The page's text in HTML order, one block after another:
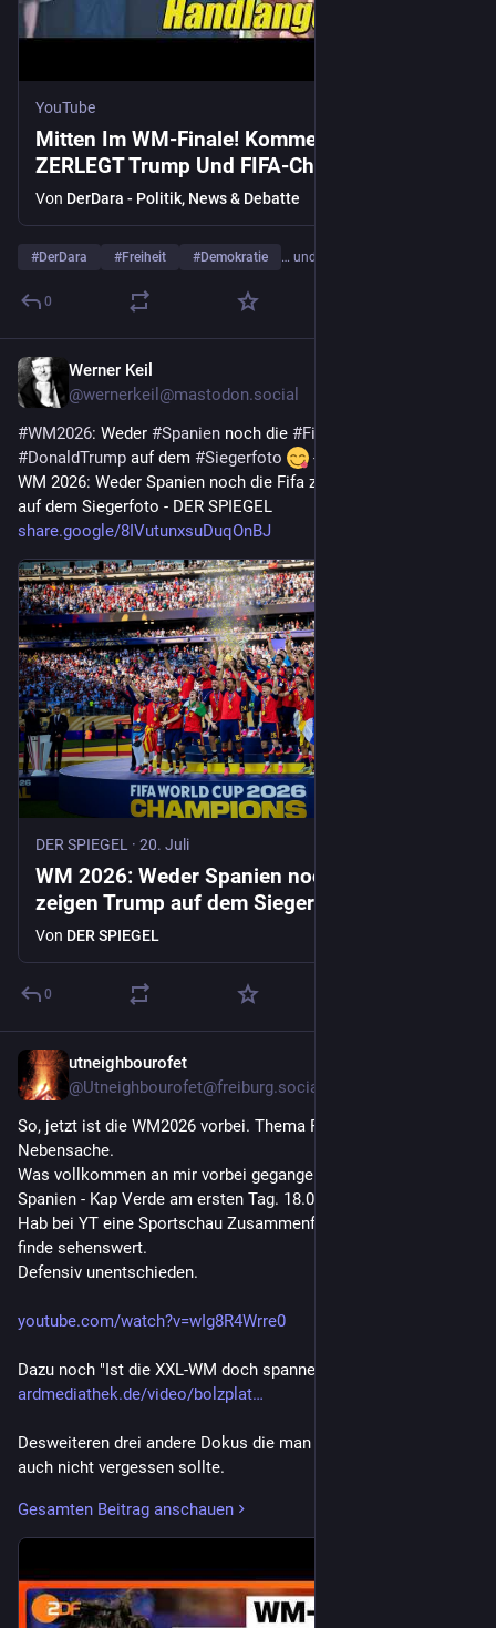
YouTube
Mitten Im WM-Finale! Kommentator
ZERLEGT Trump Und FIFA-Chef Und
RISKIERT Seinen Job!
Von DerDara - Politik, News & Debatte
#DerDara #Freiheit #Demokratie … und 20 weitere
0
Werner Keil
@wernerkeil@mastodon.social
#WM2026: Weder #Spanien noch die #Fifa
#DonaldTrump auf dem #Siegerfoto
- DER SPIEGEL
WM 2026: Weder Spanien noch die Fifa zeigen Donald Trump
auf dem Siegerfoto - DER SPIEGEL
share.google/8IVutunxsuDuqOnBJ
DER SPIEGEL · 20. Juli
WM 2026: Weder Spanien noch die Fifa
zeigen Trump auf dem Siegerfoto
Von DER SPIEGEL
0
utneighbourofet
@Utneighbourofet@freiburg.social
So, jetzt ist die WM2026 vorbei. Thema Fussball wieder
Nebensache.
Was vollkommen an mir vorbei gegangen ist, war das Spiel
Spanien - Kap Verde am ersten Tag. 18.06.2026
Hab bei YT eine Sportschau Zusammenfassung gefunden. Ich
finde sehenswert.
Defensiv unentschieden.
youtube.com/watch?v=wIg8R4Wrre0
Dazu noch "Ist die XXL-WM doch spannender als gedacht?"
ardmediathek.de/video/bolzplat
Desweiteren drei andere Dokus die man beim Thema Fussball
auch nicht vergessen sollte.
Angriff auf den Amateurfußball · Die Gier der internationalen
Liga.
u.a Ausnutzen von Spielsucht, international.
Gesamten Beitrag anschauen